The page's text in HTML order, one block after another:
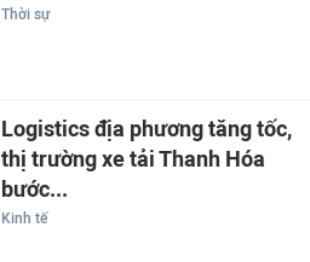
Thời sự
Logistics địa phương tăng tốc,
thị trường xe tải Thanh Hóa
bước...
Kinh tế